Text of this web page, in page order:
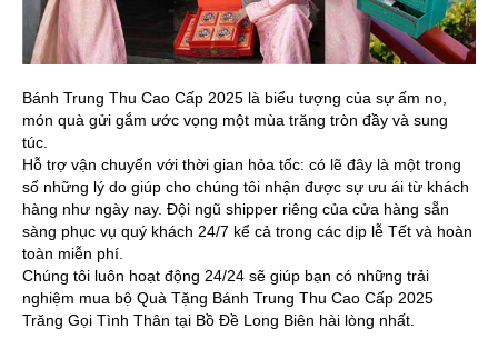
Bánh Trung Thu Cao Cấp 2025 là biểu tượng của sự ấm no,
món quà gửi gắm ước vọng một mùa trăng tròn đầy và sung
túc.
Hỗ trợ vận chuyển với thời gian hỏa tốc: có lẽ đây là một trong
số những lý do giúp cho chúng tôi nhận được sự ưu ái từ khách
hàng như ngày nay. Đội ngũ shipper riêng của cửa hàng sẵn
sàng phục vụ quý khách 24/7 kể cả trong các dịp lễ Tết và hoàn
toàn miễn phí.
Chúng tôi luôn hoạt động 24/24 sẽ giúp bạn có những trải
nghiệm mua bộ Quà Tặng Bánh Trung Thu Cao Cấp 2025
Trăng Gọi Tình Thân tại Bồ Đề Long Biên hài lòng nhất.